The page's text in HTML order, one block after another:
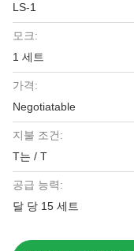
LS-1
모크:
1 세트
가격:
Negotiatable
지불 조건:
T는 / T
공급 능력:
달 당 15 세트